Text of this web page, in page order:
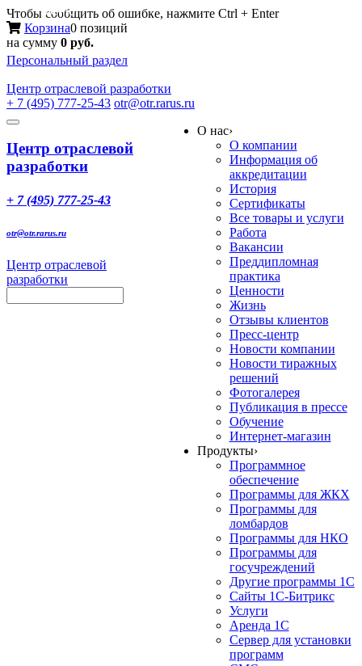
Чтобы сообщить об ошибке, нажмите Ctrl + Enter
Корзина0 позиций
на сумму 0 руб.
Персональный раздел
Центр отраслевой разработки
+ 7 (495) 777-25-43 otr@otr.rarus.ru
Toggle
Меню
Центр отраслевой
разработки
+ 7 (495) 777-25-43
otr@otr.rarus.ru
Центр отраслевой
разработки
О нас›
О компании
Информация об
аккредитации
История
Сертификаты
Все товары и услуги
Работа
Вакансии
Преддипломная
практика
Ценности
Жизнь
Отзывы клиентов
Пресс-центр
Новости компании
Новости тиражных
решений
Фотогалерея
Публикация в прессе
Обучение
Интернет-магазин
Продукты›
Программное
обеспечение
Программы для ЖКХ
Программы для
ломбардов
Программы для НКО
Программы для
госучреждений
Другие программы 1С
Сайты 1С-Битрикс
Услуги
Аренда 1С
Сервер для установки
программ